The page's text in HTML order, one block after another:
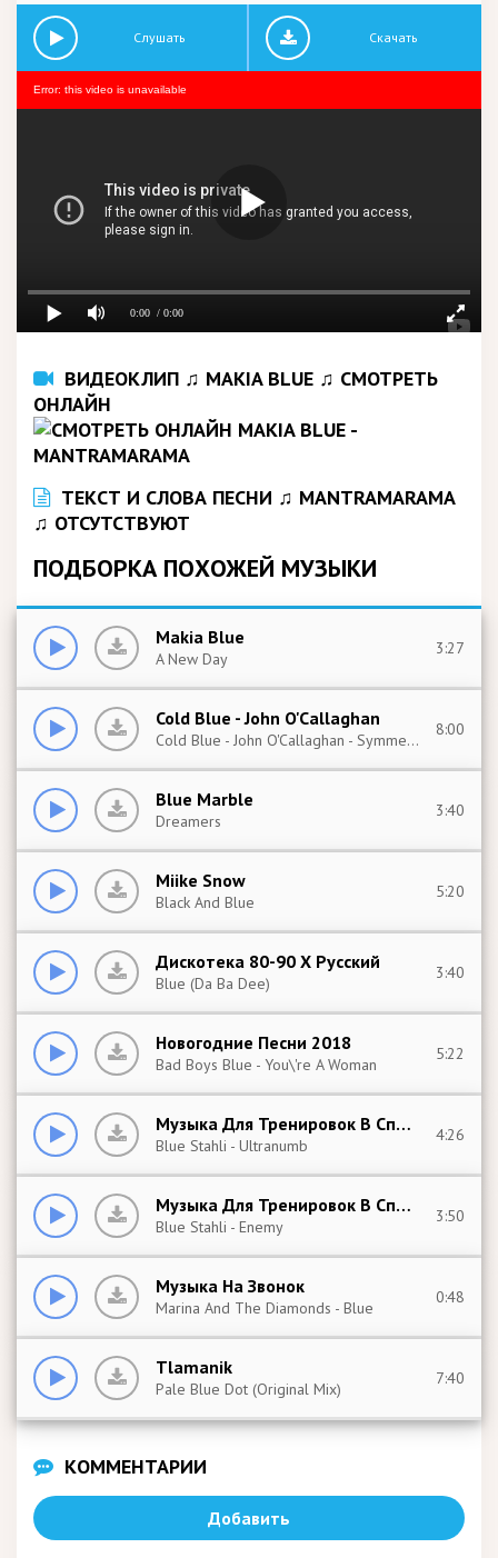
Слушать Скачать
0:00 / 0:00
Error: this video is unavailable
ВИДЕОКЛИП ♫ MAKIA BLUE ♫ СМОТРЕТЬ
ОНЛАЙН
ТЕКСТ И СЛОВА ПЕСНИ ♫ MANTRAMARAMA
♫ ОТСУТСТВУЮТ
ПОДБОРКА ПОХОЖЕЙ МУЗЫКИ
Makia Blue
A New Day
3:27
Cold Blue - John O'Callaghan
Cold Blue - John O'Callaghan - Symmetric (Extended Mix) (2019)
8:00
Blue Marble
Dreamers
3:40
Miike Snow
Black And Blue
5:20
Дискотека 80-90 Х Русский
Blue (Da Ba Dee)
3:40
Новогодние Песни 2018
Bad Boys Blue - You\'re A Woman
5:22
Музыка Для Тренировок В Спортзале
Blue Stahli - Ultranumb
4:26
Музыка Для Тренировок В Спортзале
Blue Stahli - Enemy
3:50
Музыка На Звонок
Marina And The Diamonds - Blue
0:48
Tlamanik
Pale Blue Dot (Original Mix)
7:40
КОММЕНТАРИИ
Добавить